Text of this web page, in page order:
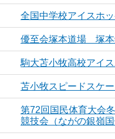
全国中学校アイスホ
優至会塚本道場 塚
駒大苫小牧高校アイ
苫小牧スピードスケ
第72回国民体育大会
競技会（ながの銀嶺国